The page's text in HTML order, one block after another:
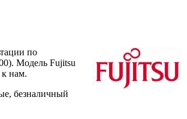
по
Модель Fujitsu
нам.
безналичный